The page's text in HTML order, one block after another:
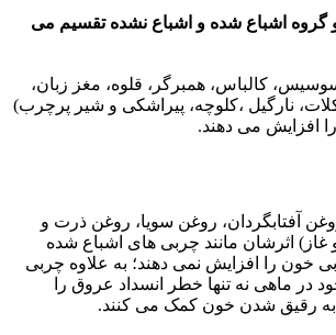
گروه اشباع شده و اشباع نشده تقسیم می
کالباس، همبرگر، قلوه، مغز زبان،
نارگیل ،کلوچه، پیراشکی و شیر پرچرب)
افزایش می دهند.
آفتابگردان، روغن سویا، روغن ذرت و
اثرشان مانند چربی های اشباع شده
خون را افزایش نمی دهند؛ به علاوه چربی
در ماهی نه تنها خطر انسداد عروق را
رقیق شدن خون کمک می کنند.